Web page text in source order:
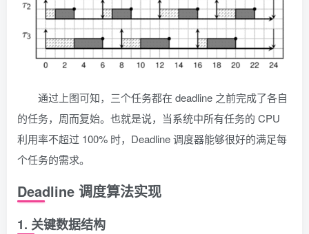
通过上图可知，三个任务都在 deadline 之前完成了各自
的任务，周而复始。也就是说，当系统中所有任务的 CPU
利用率不超过 100% 时，Deadline 调度器能够很好的满足每
个任务的需求。
Deadline 调度算法实现
1. 关键数据结构